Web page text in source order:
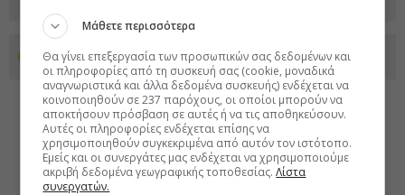
Προσθέστε το euro2day.gr στο Discover
Μάθετε περισσότερα
Θα γίνει επεξεργασία των προσωπικών σας δεδομένων και
οι πληροφορίες από τη συσκευή σας (cookie, μοναδικά
αναγνωριστικά και άλλα δεδομένα συσκευής) ενδέχεται να
κοινοποιηθούν σε 237 παρόχους, οι οποίοι μπορούν να
αποκτήσουν πρόσβαση σε αυτές ή να τις αποθηκεύσουν.
Αυτές οι πληροφορίες ενδέχεται επίσης να
χρησιμοποιηθούν συγκεκριμένα από αυτόν τον ιστότοπο.
Εμείς και οι συνεργάτες μας ενδέχεται να χρησιμοποιούμε
ακριβή δεδομένα γεωγραφικής τοποθεσίας.Λίστα
συνεργατών.